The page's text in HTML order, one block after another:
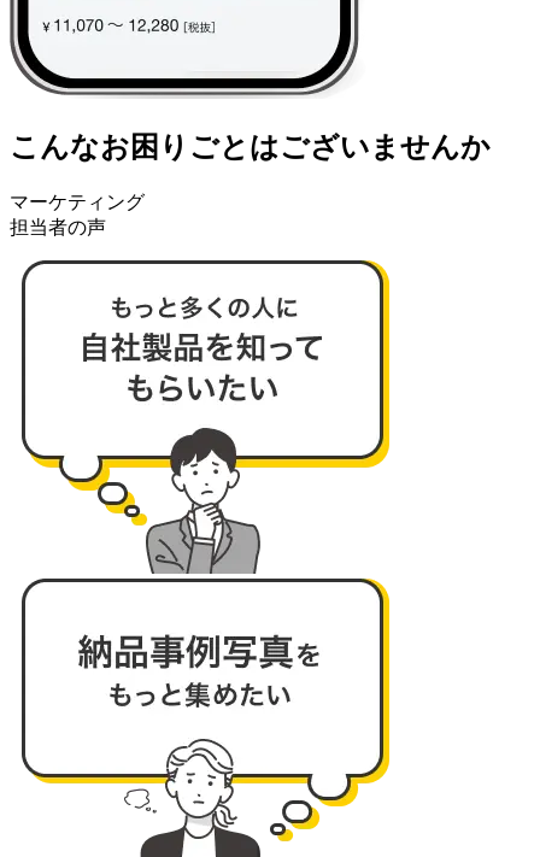
こんなお困りごとはございませんか
マーケティング
担当者の声